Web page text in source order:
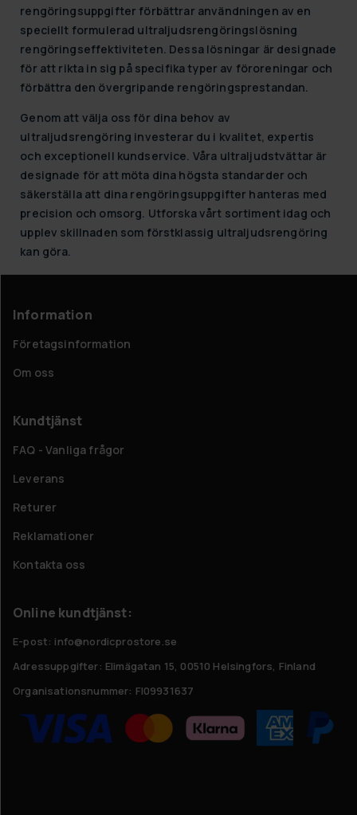
rengöringsuppgifter förbättrar användningen av en
speciellt formulerad ultraljudsrengöringslösning
rengöringseffektiviteten. Dessa lösningar är designade
för att rikta in sig på specifika typer av föroreningar och
förbättra den övergripande rengöringsprestandan.
Genom att välja oss för dina behov av
ultraljudsrengöring investerar du i kvalitet, expertis
och exceptionell kundservice. Våra ultraljudstvättar är
designade för att möta dina högsta standarder och
säkerställa att dina rengöringsuppgifter hanteras med
precision och omsorg. Utforska vårt sortiment idag och
upplev skillnaden som förstklassig ultraljudsrengöring
kan göra.
Information
Företagsinformation
Om oss
Kundtjänst
FAQ - Vanliga frågor
Leverans
Returer
Reklamationer
Kontakta oss
Online kundtjänst:
E-post: info@nordicprostore.se
Adressuppgifter: Elimägatan 15, 00510 Helsingfors, Finland
Organisationsnummer: FI09931637